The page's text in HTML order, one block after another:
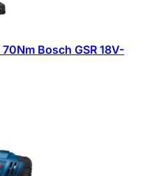
Bosch GSR 18V-